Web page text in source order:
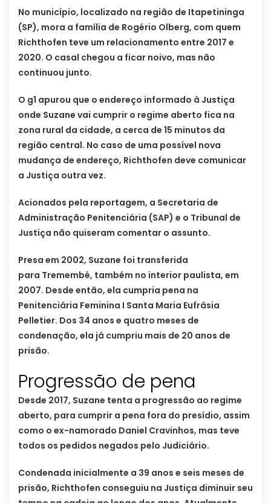
No município, localizado na região de Itapetininga
(SP), mora a família de Rogério Olberg, com quem
Richthofen teve um relacionamento entre 2017 e
2020. O casal chegou a ficar noivo, mas não
continuou junto.
O g1 apurou que o endereço informado à Justiça
onde Suzane vai cumprir o regime aberto fica na
zona rural da cidade, a cerca de 15 minutos da
região central. No caso de uma possível nova
mudança de endereço, Richthofen deve comunicar
a Justiça outra vez.
Acionados pela reportagem, a Secretaria de
Administração Penitenciária (SAP) e o Tribunal de
Justiça não quiseram comentar o assunto.
Presa em 2002, Suzane foi transferida
para Tremembé, também no interior paulista, em
2007. Desde então, ela cumpria pena na
Penitenciária Feminina I Santa Maria Eufrásia
Pelletier. Dos 34 anos e quatro meses de
condenação, ela já cumpriu mais de 20 anos de
prisão.
Progressão de pena
Desde 2017, Suzane tenta a progressão ao regime
aberto, para cumprir a pena fora do presídio, assim
como o ex-namorado Daniel Cravinhos, mas teve
todos os pedidos negados pelo Judiciário.
Condenada inicialmente a 39 anos e seis meses de
prisão, Richthofen conseguiu na Justiça diminuir seu